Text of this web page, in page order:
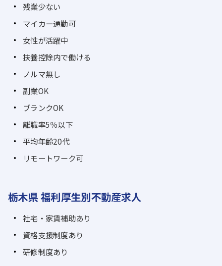
残業少ない
マイカー通勤可
女性が活躍中
扶養控除内で働ける
ノルマ無し
副業OK
ブランクOK
離職率5％以下
平均年齢20代
リモートワーク可
栃木県 福利厚生別不動産求人
社宅・家賃補助あり
資格支援制度あり
研修制度あり